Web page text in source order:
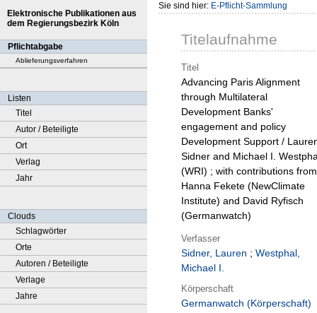
Elektronische Publikationen aus
dem Regierungsbezirk Köln
Pflichtabgabe
Ablieferungsverfahren
Listen
Titel
Autor / Beteiligte
Ort
Verlag
Jahr
Clouds
Schlagwörter
Orte
Autoren / Beteiligte
Verlage
Jahre
Sie sind hier: E-Pflicht-Sammlung
Titelaufnahme
Titel
Advancing Paris Alignment
through Multilateral
Development Banks'
engagement and policy
Development Support /
Sidner and Michael I.
(WRI) ; with contributions from
Hanna Fekete (NewClimate
Institute) and David Ryfisch
(Germanwatch)
Verfasser
Sidner, Lauren ; Westphal,
Michael I.
Körperschaft
Germanwatch (Körperschaft)